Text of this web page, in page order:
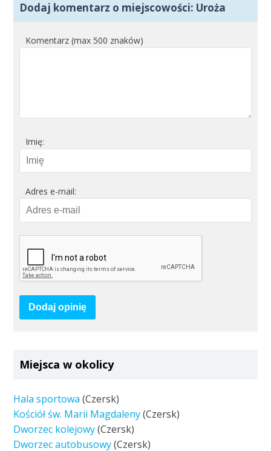
Dodaj komentarz o miejscowości: Uroża
Komentarz (max 500 znaków)
Imię:
Adres e-mail:
Dodaj opinię
Miejsca w okolicy
Hala sportowa (Czersk)
Kościół św. Marii Magdaleny(Czersk)
Dworzec kolejowy(Czersk)
Dworzec autobusowy(Czersk)